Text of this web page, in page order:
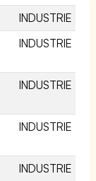
INDUSTRIE
INDUSTRIE
INDUSTRIE
INDUSTRIE
INDUSTRIE